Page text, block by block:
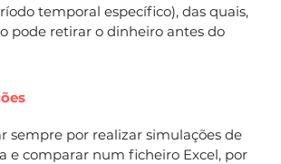
temporal específico), das quais,
pode retirar o dinheiro antes do
sempre por realizar simulações de
e comparar num ficheiro Excel, por